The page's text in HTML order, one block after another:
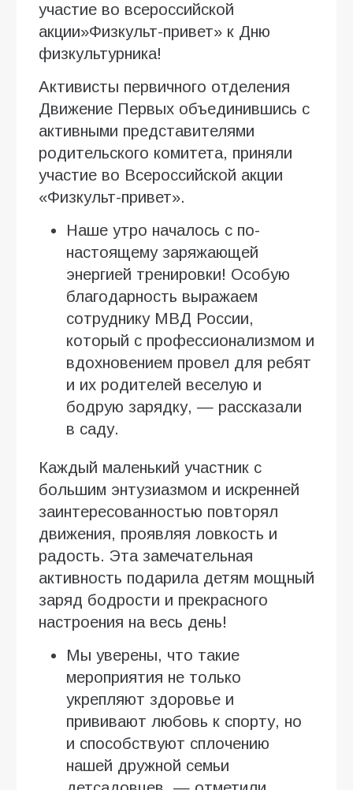
участие во всероссийской
акции»Физкульт-привет» к Дню
физкультурника!
Активисты первичного отделения
Движение Первых объединившись с
активными представителями
родительского комитета, приняли
участие во Всероссийской акции
«Физкульт-привет».
Наше утро началось с по-
настоящему заряжающей
энергией тренировки! Особую
благодарность выражаем
сотруднику МВД России,
который с профессионализмом и
вдохновением провел для ребят
и их родителей веселую и
бодрую зарядку, — рассказали
в саду.
Каждый маленький участник с
большим энтузиазмом и искренней
заинтересованностью повторял
движения, проявляя ловкость и
радость. Эта замечательная
активность подарила детям мощный
заряд бодрости и прекрасного
настроения на весь день!
Мы уверены, что такие
мероприятия не только
укрепляют здоровье и
прививают любовь к спорту, но
и способствуют сплочению
нашей дружной семьи